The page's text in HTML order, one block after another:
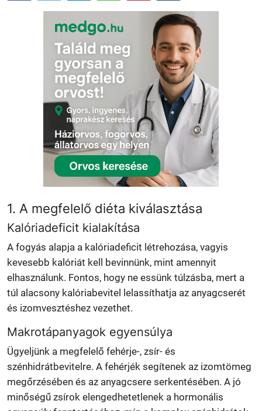
1. A megfelelő diéta kiválasztása
Kalóriadeficit kialakítása
A fogyás alapja a kalóriadeficit létrehozása, vagyis
kevesebb kalóriát kell bevinnünk, mint amennyit
elhasználunk. Fontos, hogy ne essünk túlzásba, mert a
túl alacsony kalóriabevitel lelassíthatja az anyagcserét
és izomvesztéshez vezethet.
Makrotápanyagok egyensúlya
Ügyeljünk a megfelelő fehérje-, zsír- és
szénhidrátbevitelre. A fehérjék segítenek az izomtömeg
megőrzésében és az anyagcsere serkentésében. A jó
minőségű zsírok elengedhetetlenek a hormonális